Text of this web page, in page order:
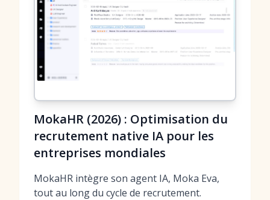
MokaHR (2026) : Optimisation du
recrutement native IA pour les
entreprises mondiales
MokaHR intègre son agent IA, Moka Eva,
tout au long du cycle de recrutement.